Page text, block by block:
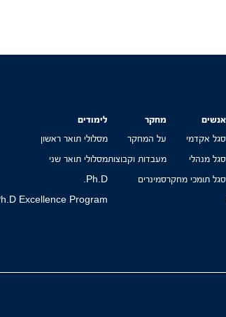
אנשים
סגל אקדמי
סגל מנהלי
סגל תומכי מחקר
מחקר
על המחקר
מעבדות וקבוצות
סמינרים
לימודים
מסלולי תואר ראשון
מסלולי תואר שני
Ph.D.
Excellence Program